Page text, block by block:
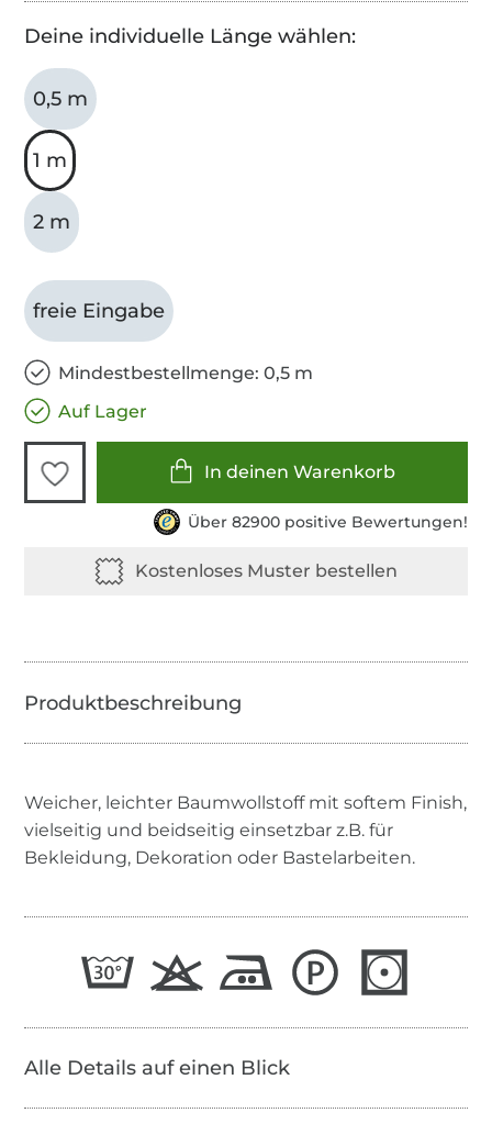
Deine individuelle Länge wählen:
0,5 m
1 m
2 m
freie Eingabe
Mindestbestellmenge: 0,5 m
Auf Lager
In deinen Warenkorb
Über 82900 positive Bewertungen!
Weicher, leichter Baumwollstoff mit softem Finish,
vielseitig und beidseitig einsetzbar z.B. für
Bekleidung, Dekoration oder Bastelarbeiten.
Alle Details auf einen Blick